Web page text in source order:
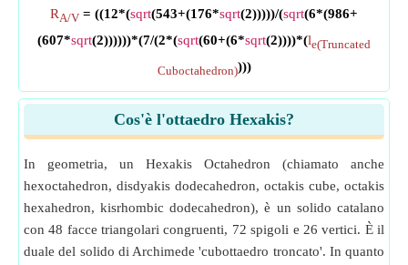
RA/V = ((12*(sqrt(543+(176*sqrt(2)))))/(sqrt(6*(986+
(607*sqrt(2))))))*(7/(2*(sqrt(60+(6*sqrt(2))))*(le(Truncated
Cuboctahedron))))
Cos'è l'ottaedro Hexakis?
In geometria, un Hexakis Octahedron (chiamato anche
hexoctahedron, disdyakis dodecahedron, octakis cube, octakis
hexahedron, kisrhombic dodecahedron), è un solido catalano
con 48 facce triangolari congruenti, 72 spigoli e 26 vertici. È il
duale del solido di Archimede 'cubottaedro troncato'. In quanto